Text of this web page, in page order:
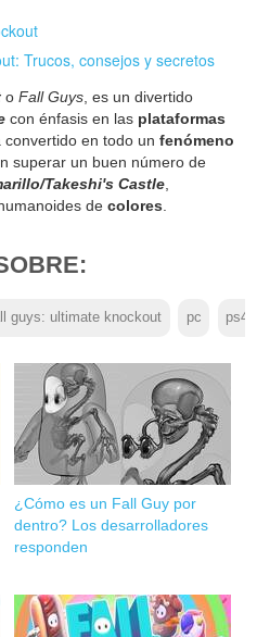
Trucos, consejos y secretos
oFall Guys , es un divertido
con énfasis en las plataformas
convertido en todo unfenómeno
superar un buen número de
Takeshi's Castle
decolores
guys: ultimate knockout pc ps4
¿Cómo es un Fall Guy por
dentro? Los desarrolladores
responden